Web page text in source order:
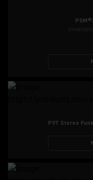
P9T Stereo